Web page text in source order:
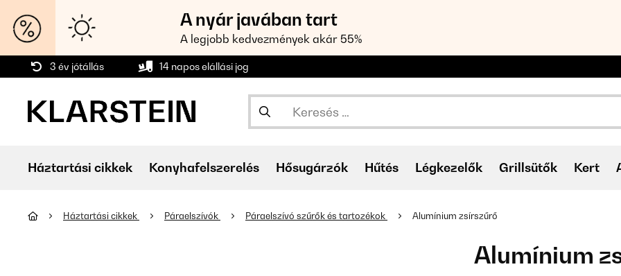
A nyár javában tart
A legjobb kedvezmények akár 55%
3 év jótállás 14 napos elállási jog
Háztartási cikkek Konyhafelszerelés Hősugárzók Hűtés Légkezelők Grillsütők Kert
Háztartási cikkek Páraelszívók Páraelszívó szűrők és tartozékok Alumínium zsírszűrő
Alumínium